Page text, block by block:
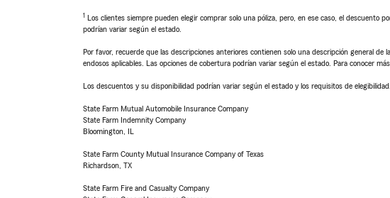
1 Los clientes siempre pueden elegir comprar solo una póliza, pero, en ese caso, el descuento
podrían variar según el estado.
Por favor, recuerde que las descripciones anteriores contienen solo una descripción general
endosos aplicables. Las opciones de cobertura podrían variar según el estado. Para conocer
Los descuentos y su disponibilidad podrían variar según el estado y los requisitos de
State Farm Mutual Automobile Insurance Company
State Farm Indemnity Company
Bloomington, IL
State Farm County Mutual Insurance Company of Texas
Richardson, TX
State Farm Fire and Casualty Company